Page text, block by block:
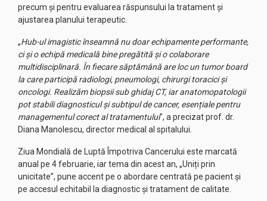
precum și pentru evaluarea răspunsului la tratament și
ajustarea planului terapeutic.
„Hub-ul imagistic înseamnă nu doar echipamente performante,
ci și o echipă medicală bine pregătită și o colaborare
multidisciplinară. În fiecare săptămână are loc un tumor board
la care participă radiologi, pneumologi, chirurgi toracici și
oncologi. Realizăm biopsii sub ghidaj CT, iar anatomopatologii
pot stabili diagnosticul și subtipul de cancer, esențiale pentru
managementul corect al tratamentului”, a precizat prof. dr.
Diana Manolescu, director medical al spitalului.
Ziua Mondială de Luptă Împotriva Cancerului este marcată
anual pe 4 februarie, iar tema din acest an, „Uniți prin
unicitate”, pune accent pe o abordare centrată pe pacient și
pe accesul echitabil la diagnostic și tratament de calitate.